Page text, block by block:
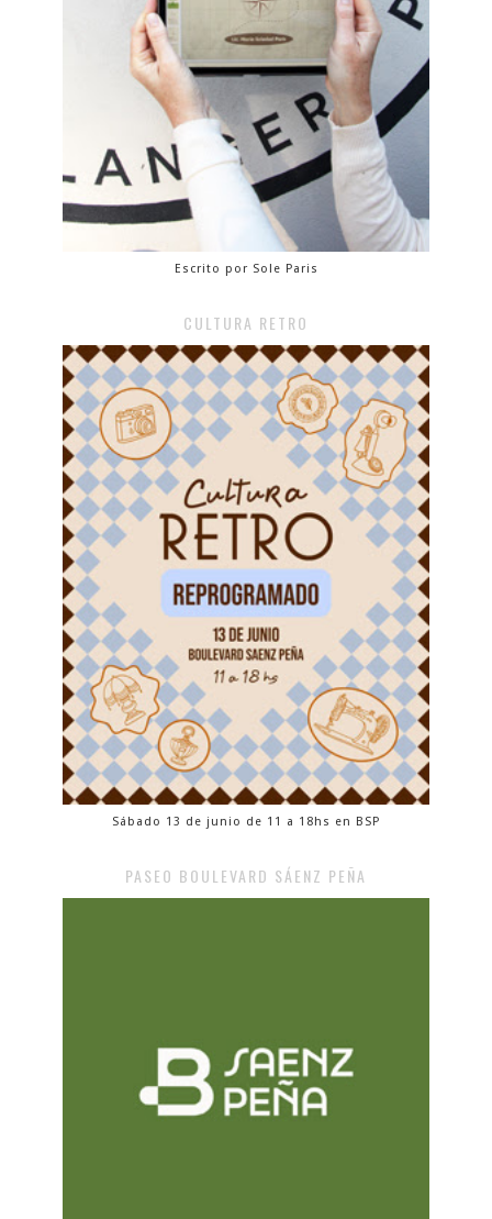
Escrito por Sole Paris
CULTURA RETRO
Sábado 13 de junio de 11 a 18hs en BSP
PASEO BOULEVARD SÁENZ PEÑA